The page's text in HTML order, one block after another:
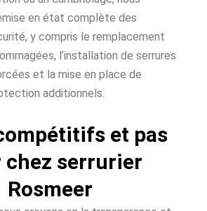
en état complète des
y compris le remplacement
l’installation de serrures
et la mise en place de
additionnels.
et pas
chez serrurier
Rosmeer